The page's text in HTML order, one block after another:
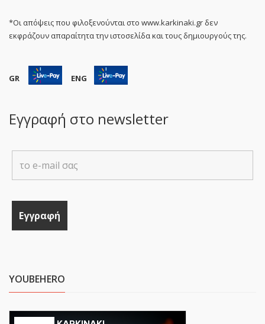
*Οι απόψεις που φιλοξενούνται στο www.karkinaki.gr δεν
εκφράζουν απαραίτητα την ιστοσελίδα και τους δημιουργούς της.
GR ENG
Εγγραφή στο newsletter
YOUBEHERO